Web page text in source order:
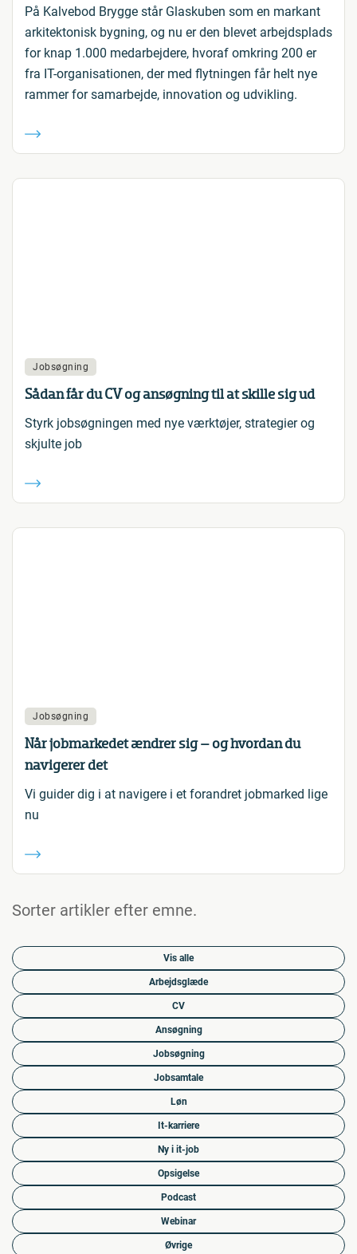
På Kalvebod Brygge står Glaskuben som en markant
arkitektonisk bygning, og nu er den blevet arbejdsplads
for knap 1.000 medarbejdere, hvoraf omkring 200 er
fra IT-organisationen, der med flytningen får helt nye
rammer for samarbejde, innovation og udvikling.
Jobsøgning
Sådan får du CV og ansøgning til at skille sig ud
Styrk jobsøgningen med nye værktøjer, strategier og
skjulte job
Jobsøgning
Når jobmarkedet ændrer sig – og hvordan du
navigerer det
Vi guider dig i at navigere i et forandret jobmarked lige
nu
Sorter artikler efter emne.
Vis alle
Arbejdsglæde
CV
Ansøgning
Jobsøgning
Jobsamtale
Løn
It-karriere
Ny i it-job
Opsigelse
Podcast
Webinar
Øvrige